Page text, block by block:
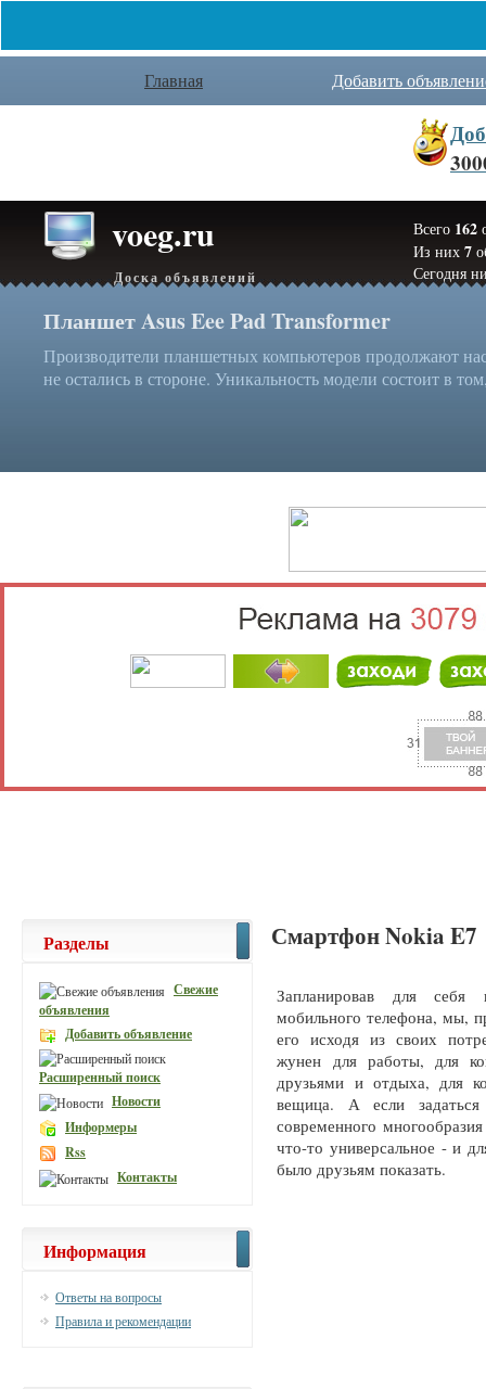
Главная Добавить
voeg.ru
Доска объявлений
Всего 162
Из них 7
Сегодня
Планшет Asus Eee Pad Transformer
Производители планшетных компьютеров продолжают
не остались в стороне. Уникальность модели состоит в
Смартфон Nokia E7
Запланировав для себя
мобильного телефона, мы,
его исходя из своих
жунен для работы, для
друзьями и отдыха, для
вещица. А если
современного
что-то универсальное - и
было друзьям показать.
Разделы
Свежие
объявления
Добавить объявление
Расширенный поиск
Новости
Информеры
Rss
Контакты
Информация
Ответы на вопросы
Правила и рекомендации